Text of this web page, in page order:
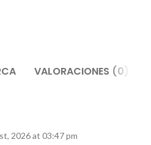
VALORACIONES (0)
2026 at 03:47 pm